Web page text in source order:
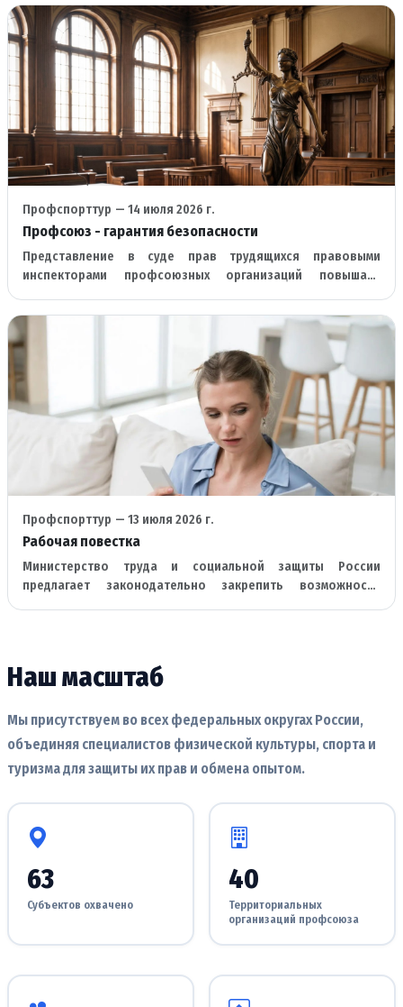
Профспорттур — 14 июля 2026 г.
Профсоюз - гарантия безопасности
Представление в суде прав трудящихся правовыми
инспекторами профсоюзных организаций повышает
Профспорттур — 13 июля 2026 г.
Рабочая повестка
Министерство труда и социальной защиты России
предлагает законодательно закрепить возможность
Наш масштаб
Мы присутствуем во всех федеральных округах России,
объединяя специалистов физической культуры, спорта и
туризма для защиты их прав и обмена опытом.
63
Субъектов охвачено
40
Территориальных
организаций профсоюза